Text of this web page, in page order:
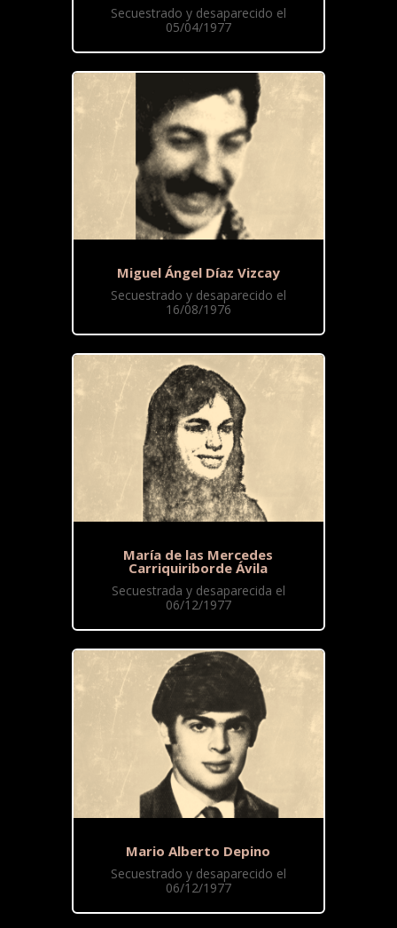
Secuestrado y desaparecido el
05/04/1977
Miguel Ángel Díaz Vizcay
Secuestrado y desaparecido el
16/08/1976
María de las Mercedes
Carriquiriborde Ávila
Secuestrada y desaparecida el
06/12/1977
Mario Alberto Depino
Secuestrado y desaparecido el
06/12/1977